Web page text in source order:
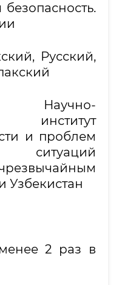
Русский,
Научно-
институт
и проблем
Узбекистан
2 раз в